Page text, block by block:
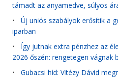
támadt az anyamedve, súlyos
• Új uniós szabályok erősítik a
iparban
• Így jutnak extra pénzhez az
2026 őszén: rengetegen vágnak
• Gubacsi híd: Vitézy Dávid